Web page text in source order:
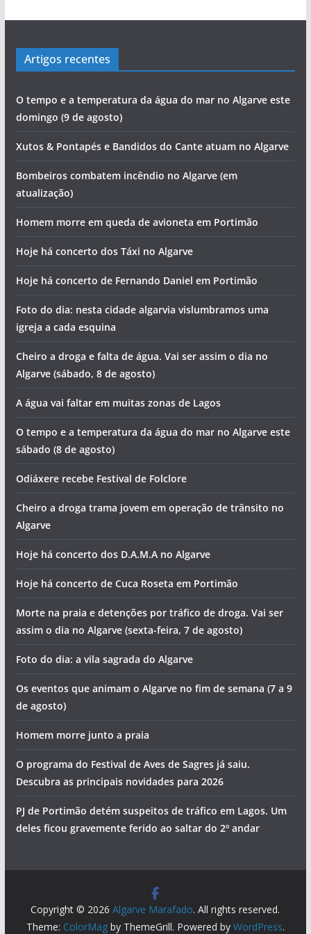
Artigos recentes
O tempo e a temperatura da água do mar no Algarve este
domingo (9 de agosto)
Xutos & Pontapés e Bandidos do Cante atuam no Algarve
Bombeiros combatem incêndio no Algarve (em
atualização)
Homem morre em queda de avioneta em Portimão
Hoje há concerto dos Táxi no Algarve
Hoje há concerto de Fernando Daniel em Portimão
Foto do dia: nesta cidade algarvia vislumbramos uma
igreja a cada esquina
Cheiro a droga e falta de água. Vai ser assim o dia no
Algarve (sábado, 8 de agosto)
A água vai faltar em muitas zonas de Lagos
O tempo e a temperatura da água do mar no Algarve este
sábado (8 de agosto)
Odiáxere recebe Festival de Folclore
Cheiro a droga trama jovem em operação de trânsito no
Algarve
Hoje há concerto dos D.A.M.A no Algarve
Hoje há concerto de Cuca Roseta em Portimão
Morte na praia e detenções por tráfico de droga. Vai ser
assim o dia no Algarve (sexta-feira, 7 de agosto)
Foto do dia: a vila sagrada do Algarve
Os eventos que animam o Algarve no fim de semana (7 a 9
de agosto)
Homem morre junto a praia
O programa do Festival de Aves de Sagres já saiu.
Descubra as principais novidades para 2026
PJ de Portimão detém suspeitos de tráfico em Lagos. Um
deles ficou gravemente ferido ao saltar do 2º andar
Copyright © 2026Algarve Marafado. All rights reserved.
Theme: ColorMagby ThemeGrill. Powered by WordPress.